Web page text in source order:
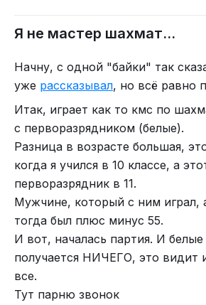
Я не мастер шахмат...
Начну, с одной "байки" так
уже рассказывал, но всё равно
Итак, играет как то кмс по
с перворазрядником (белые).
Разница в возрасте большая,
когда я учился в 10 классе, а
перворазрядник в 11.
Мужчине, который с ним играл,
тогда был плюс минус 55.
И вот, началась партия. И белые
получается НИЧЕГО, это видит
все.
Тут парню звонок